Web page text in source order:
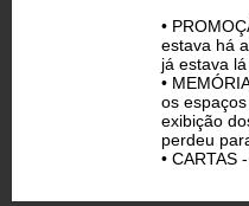
•
estava há
já estava lá
•
os
exibição
perdeu
• CARTAS